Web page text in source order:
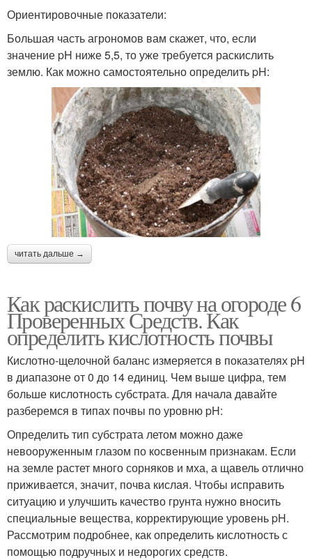
Ориентировочные показатели:
Большая часть агрономов вам скажет, что, если
значение pH ниже 5,5, то уже требуется раскислить
землю. Как можно самостоятельно определить pH:
читать дальше →
Как раскислить почву на огороде 6
Проверенных Средств. Как
определить кислотность почвы
Кислотно-щелочной баланс измеряется в показателях pH
в диапазоне от 0 до 14 единиц. Чем выше цифра, тем
больше кислотность субстрата. Для начала давайте
разберемся в типах почвы по уровню pH:
Определить тип субстрата летом можно даже
невооруженным глазом по косвенным признакам. Если
на земле растет много сорняков и мха, а щавель отлично
приживается, значит, почва кислая. Чтобы исправить
ситуацию и улучшить качество грунта нужно вносить
специальные вещества, корректирующие уровень pH.
Рассмотрим подробнее, как определить кислотность с
помощью подручных и недорогих средств.